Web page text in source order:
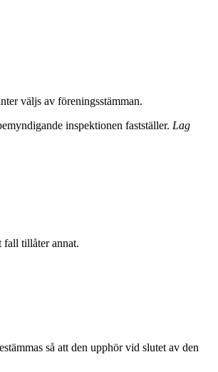
väljs av föreningsstämman.
inspektionen fastställer. Lag
fall tillåter annat.
så att den upphör vid slutet av den